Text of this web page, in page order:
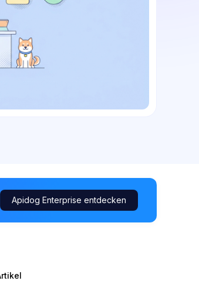
Apidog Enterprise entdecken